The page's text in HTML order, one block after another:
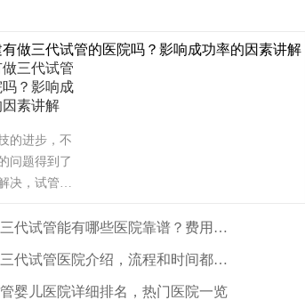
三代试管
吗？影响成
素讲解
的进步，不
问题得到了
决，试管婴
殖技术，被
福建有哪些
三代试管医
试管能有哪些医院靠谱？费用方面多吗？
代试管医院介绍，流程和时间都是怎样的
婴儿医院详细排名，热门医院一览